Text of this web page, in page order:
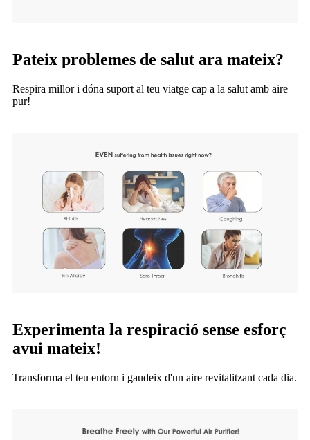
Pateix problemes de salut ara mateix?
Respira millor i dóna suport al teu viatge cap a la salut amb aire
pur!
Experimenta la respiració sense esforç
avui mateix!
Transforma el teu entorn i gaudeix d'un aire revitalitzant cada dia.